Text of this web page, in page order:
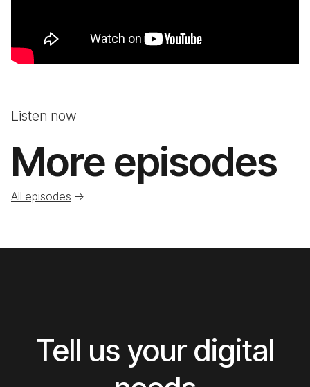
Listen now
More episodes
All episodes ->
Tell us your digital